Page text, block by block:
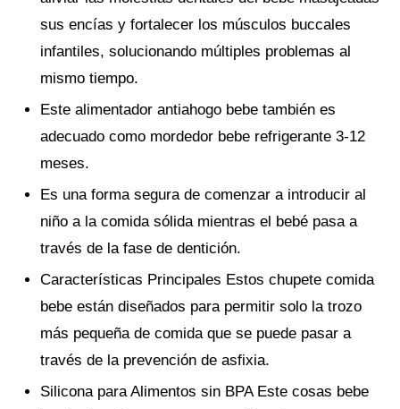
sus encías y fortalecer los músculos buccales
infantiles, solucionando múltiples problemas al
mismo tiempo.
Este alimentador antiahogo bebe también es
adecuado como mordedor bebe refrigerante 3-12
meses.
Es una forma segura de comenzar a introducir al
niño a la comida sólida mientras el bebé pasa a
través de la fase de dentición.
Características Principales Estos chupete comida
bebe están diseñados para permitir solo la trozo
más pequeña de comida que se puede pasar a
través de la prevención de asfixia.
Silicona para Alimentos sin BPA Este cosas bebe